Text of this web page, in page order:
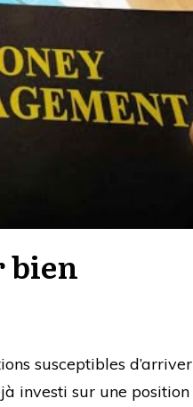
bien
susceptibles d’arriver
investi sur une position